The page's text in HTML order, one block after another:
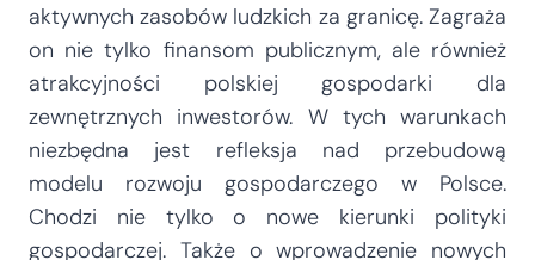
aktywnych zasobów ludzkich za granicę. Zagraża
on nie tylko finansom publicznym, ale również
atrakcyjności polskiej gospodarki dla
zewnętrznych inwestorów. W tych warunkach
niezbędna jest refleksja nad przebudową
modelu rozwoju gospodarczego w Polsce.
Chodzi nie tylko o nowe kierunki polityki
gospodarczej. Także o wprowadzenie nowych